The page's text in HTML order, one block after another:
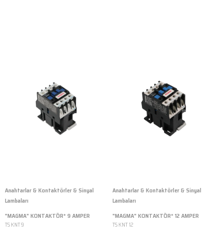
Anahtarlar & Kontaktörler & Sinyal
Lambaları
"MAGMA" KONTAKTÖR* 9 AMPER
TS KNT 9
Anahtarlar & Kontaktörler & Sinyal
Lambaları
"MAGMA" KONTAKTÖR* 12 AMPER
TS KNT 12